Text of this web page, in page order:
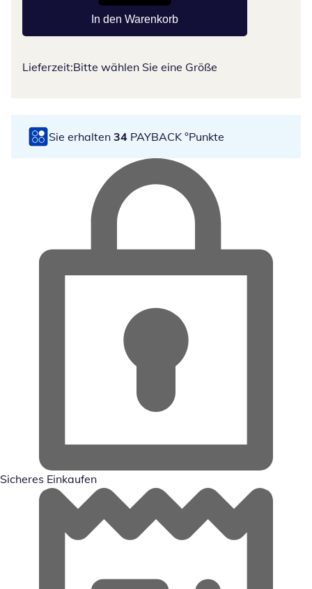
In den Warenkorb
Lieferzeit:Bitte wählen Sie eine Größe
Sie erhalten 34 PAYBACK °Punkte
Sicheres Einkaufen